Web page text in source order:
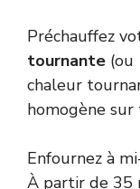
Préchauffez
tournante (ou
chaleur
homogène
Enfournez à
À partir de 35